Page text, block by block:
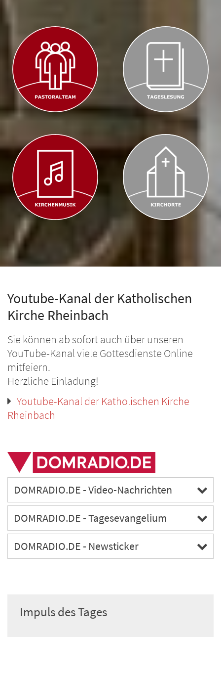
Youtube-Kanal der Katholischen
Kirche Rheinbach
Sie können ab sofort auch über unseren
YouTube-Kanal viele Gottesdienste Online
mitfeiern.
Herzliche Einladung!
Youtube-Kanal der Katholischen Kirche
Rheinbach
DOMRADIO.DE - Video-Nachrichten
DOMRADIO.DE - Tagesevangelium
DOMRADIO.DE - Newsticker
Impuls des Tages